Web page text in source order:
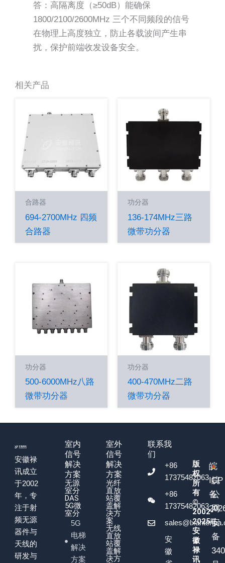
答：高隔离度（≥50dB）能确保
1800/2100/2600MHz 三个不同频段的信号
在物理上高度独立，防止各载波间产生串
扰，保护前端收发设备安全。
相关产品
合路器
694-2700MHz 四频
合路器
功分器
136-174MHz三路
微带功分器
功分器
500-6000MHz八路
微带功分器
功分器
400-470MHz二路
微带功分器
安徽禄
讯成立
于2002
年，专
注于射
频无源
器件与
天线的
研发与
室内
信号
解决
方案
无源
室分
DAS
5G微
室分
5G
电梯
解决
方案
室外
信号
解决
方案
光纤
直放
站覆
盖解
决方
案
无线
直放
站覆
盖解
决方
联系我
们
+86
17375482063
+86
17375482063
安
徽
版
权
所
有
©
2002-
2025
安
徽
禄
讯
皖
ICP
备
号
皖
公
网
安
备